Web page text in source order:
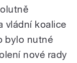
vládní koalice
bylo nutné
nové rady